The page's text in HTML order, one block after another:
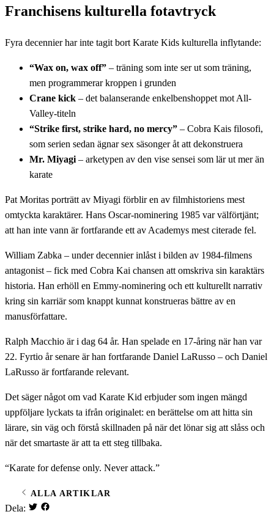
Franchisens kulturella fotavtryck
Fyra decennier har inte tagit bort Karate Kids kulturella inflytande:
“Wax on, wax off” – träning som inte ser ut som träning,
men programmerar kroppen i grunden
Crane kick – det balanserande enkelbenshoppet mot All-
Valley-titeln
“Strike first, strike hard, no mercy” – Cobra Kais filosofi,
som serien sedan ägnar sex säsonger åt att dekonstruera
Mr. Miyagi – arketypen av den vise sensei som lär ut mer än
karate
Pat Moritas porträtt av Miyagi förblir en av filmhistoriens mest
omtyckta karaktärer. Hans Oscar-nominering 1985 var välförtjänt;
att han inte vann är fortfarande ett av Academys mest citerade fel.
William Zabka – under decennier inlåst i bilden av 1984-filmens
antagonist – fick med Cobra Kai chansen att omskriva sin karaktärs
historia. Han erhöll en Emmy-nominering och ett kulturellt narrativ
kring sin karriär som knappt kunnat konstrueras bättre av en
manusförfattare.
Ralph Macchio är i dag 64 år. Han spelade en 17-åring när han var
22. Fyrtio år senare är han fortfarande Daniel LaRusso – och Daniel
LaRusso är fortfarande relevant.
Det säger något om vad Karate Kid erbjuder som ingen mängd
uppföljare lyckats ta ifrån originalet: en berättelse om att hitta sin
lärare, sin väg och förstå skillnaden på när det lönar sig att slåss och
när det smartaste är att ta ett steg tillbaka.
“Karate for defense only. Never attack.”
ALLA ARTIKLAR
Dela: